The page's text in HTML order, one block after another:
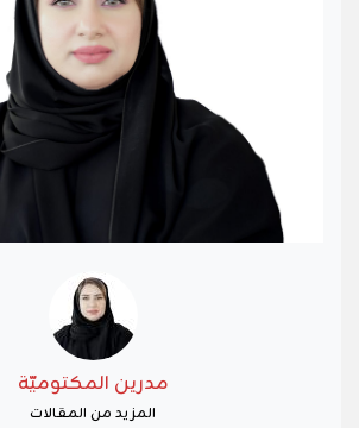
مدرين المكتوميّة
المزيد من المقالات